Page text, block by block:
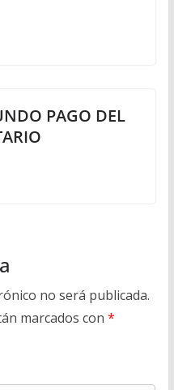
PAGO DEL
no será publicada.
marcados con *